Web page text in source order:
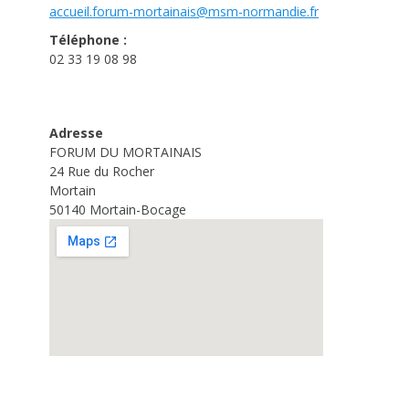
accueil.forum-mortainais@msm-normandie.fr
Téléphone :
02 33 19 08 98
Adresse
FORUM DU MORTAINAIS
24 Rue du Rocher
Mortain
50140 Mortain-Bocage